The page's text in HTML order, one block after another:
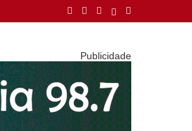
Publicidade